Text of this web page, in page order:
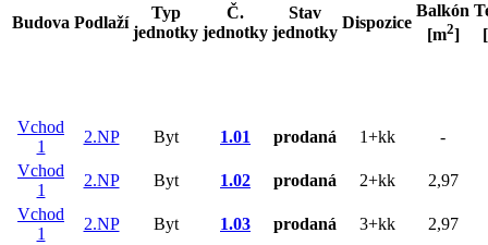
Budova Podlaží
Typ
jednotky
Č.
jednotky
Stav
jednotky
Dispozice
Balkón
[m2]
Vchod
1
2.NP Byt 1.01 prodaná 1+kk
-
Vchod
1
2.NP Byt 1.02 prodaná 2+kk
2,97
Vchod
1
2.NP Byt 1.03 prodaná 3+kk
2,97